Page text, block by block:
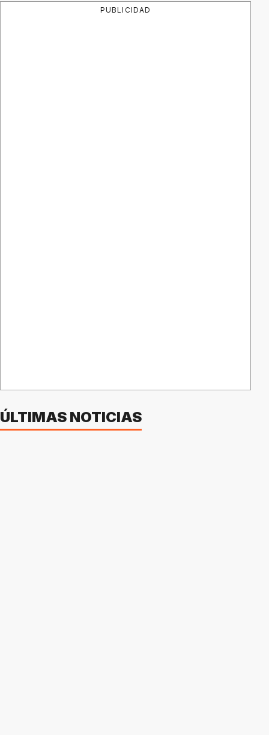
PUBLICIDAD
ÚLTIMAS NOTICIAS